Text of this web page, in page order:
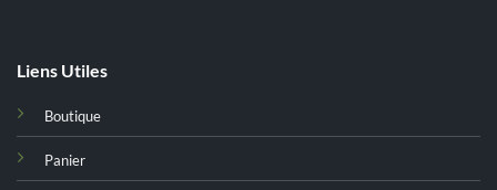
Liens Utiles
Boutique
Panier